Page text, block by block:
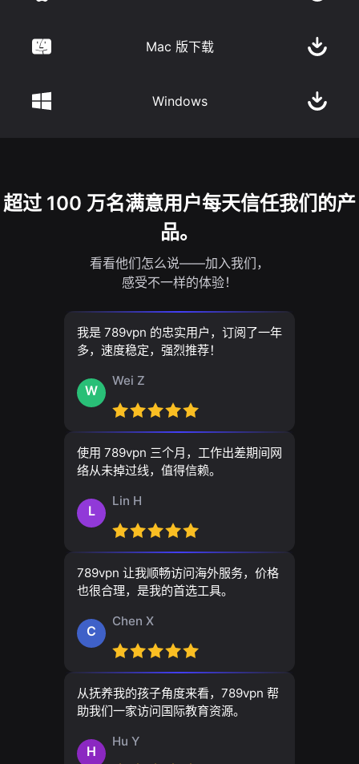
Mac 版下载
Windows
超过 100 万名满意用户每天信任我们的产
品。
看看他们怎么说——加入我们，
感受不一样的体验！
我是 789vpn 的忠实用户，订阅了一年
多，速度稳定，强烈推荐！
W
Wei Z
使用 789vpn 三个月，工作出差期间网
络从未掉过线，值得信赖。
L
Lin H
789vpn 让我顺畅访问海外服务，价格
也很合理，是我的首选工具。
C
Chen X
从抚养我的孩子角度来看，789vpn 帮
助我们一家访问国际教育资源。
H
Hu Y